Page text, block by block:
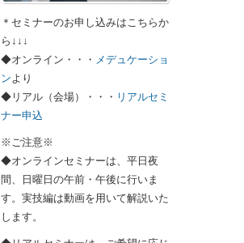
＊セミナーのお申し込みはこちらか
ら↓↓↓
◆オンライン・・・ メデュケーショ
ンより
◆リアル（会場）・・・ リアルセミ
ナー申込
※ご注意※
◆オンラインセミナーは、平日夜
間、日曜日の午前・午後に行いま
す。実技編は動画を用いて解説いた
します。